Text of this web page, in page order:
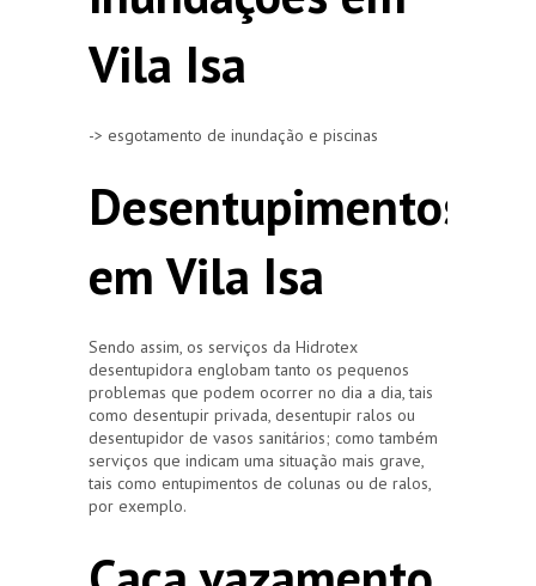
Vila Isa
-> esgotamento de inundação e piscinas
Desentupimentos
em Vila Isa
Sendo assim, os serviços da Hidrotex
desentupidora englobam tanto os pequenos
problemas que podem ocorrer no dia a dia, tais
como desentupir privada, desentupir ralos ou
desentupidor de vasos sanitários; como também
serviços que indicam uma situação mais grave,
tais como entupimentos de colunas ou de ralos,
por exemplo.